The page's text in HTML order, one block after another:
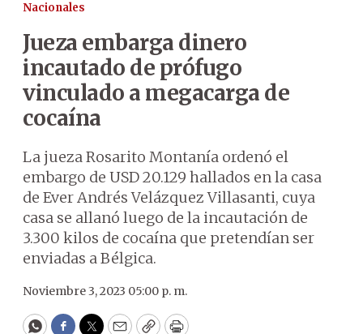
Nacionales
Jueza embarga dinero
incautado de prófugo
vinculado a megacarga de
cocaína
La jueza Rosarito Montanía ordenó el
embargo de USD 20.129 hallados en la casa
de Ever Andrés Velázquez Villasanti, cuya
casa se allanó luego de la incautación de
3.300 kilos de cocaína que pretendían ser
enviadas a Bélgica.
Noviembre 3, 2023 05:00 p. m.